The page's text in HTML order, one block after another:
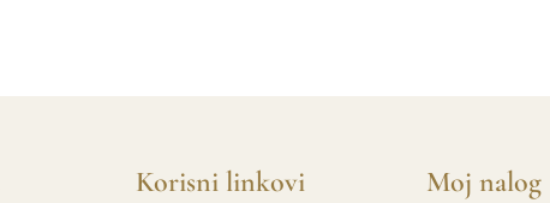
Korisni linkovi Moj nalog